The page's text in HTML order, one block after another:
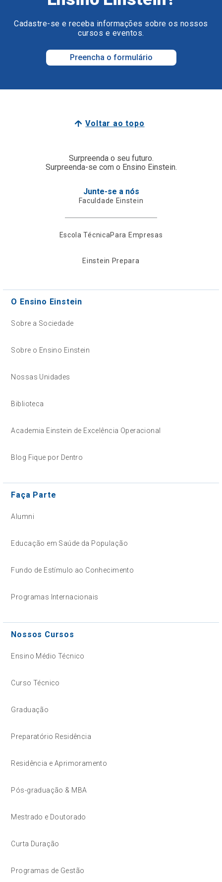
Cadastre-se e receba informações sobre os nossos
cursos e eventos.
Preencha o formulário
Voltar ao topo
Surpreenda o seu futuro.
Surpreenda-se com o Ensino Einstein.
Junte-se a nós
Faculdade Einstein
Escola TécnicaPara Empresas
Einstein Prepara
O Ensino Einstein
Sobre a Sociedade
Sobre o Ensino Einstein
Nossas Unidades
Biblioteca
Academia Einstein de Excelência Operacional
Blog Fique por Dentro
Faça Parte
Alumni
Educação em Saúde da População
Fundo de Estímulo ao Conhecimento
Programas Internacionais
Nossos Cursos
Ensino Médio Técnico
Curso Técnico
Graduação
Preparatório Residência
Residência e Aprimoramento
Pós-graduação & MBA
Mestrado e Doutorado
Curta Duração
Programas de Gestão